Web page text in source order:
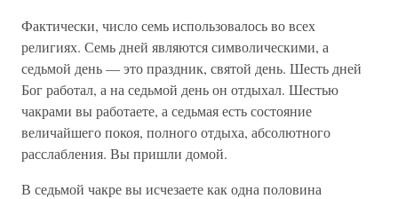
Фактически, число семь использовалось во всех
религиях. Семь дней являются символическими, а
седьмой день — это праздник, святой день. Шесть дней
Бог работал, а на седьмой день он отдыхал. Шестью
чакрами вы работаете, а седьмая есть состояние
величайшего покоя, полного отдыха, абсолютного
расслабления. Вы пришли домой.
В седьмой чакре вы исчезаете как одна половина